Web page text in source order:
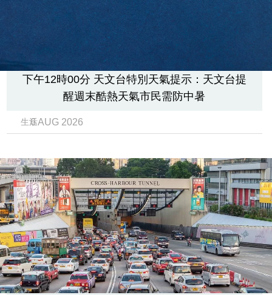
樓
財
商
業
技
場
生
活
時
事
下午12時00分 天文台特別天氣提示：天文台提
醒週末酷熱天氣市民需防中暑
生活6 AUG 2026